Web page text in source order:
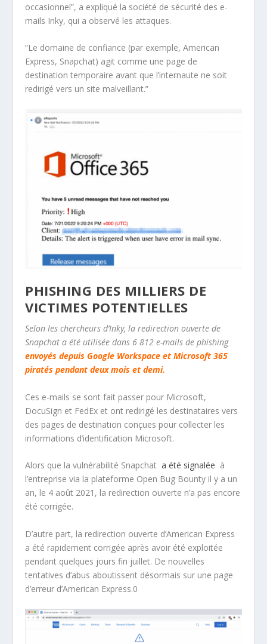
occasionnel”, a expliqué la société de sécurité des e-
mails Inky, qui a observé les attaques.
“Le domaine de confiance (par exemple, American
Express, Snapchat) agit comme une page de
destination temporaire avant que l’internaute ne soit
redirigé vers un site malveillant.”
PHISHING DES MILLIERS DE
VICTIMES POTENTIELLES
Selon les chercheurs d’Inky, la redirection ouverte de
Snapchat a été utilisée dans 6 812 e-mails de phishing
envoyés depuis Google Workspace et Microsoft 365
piratés pendant deux mois et demi.
Ces e-mails se sont fait passer pour Microsoft,
DocuSign et FedEx et ont redirigé les destinataires vers
des pages de destination conçues pour collecter les
informations d’identification Microsoft.
Alors que la vulnérabilité Snapchata été signalée à
l’entreprise via la plateforme Open Bug Bounty il y a un
an, le 4 août 2021, la redirection ouverte n’a pas encore
été corrigée.
D’autre part, la redirection ouverte d’American Express
a été rapidement corrigée après avoir été exploitée
pendant quelques jours fin juillet. De nouvelles
tentatives d’abus aboutissent désormais sur une page
d’erreur d’American Express.0